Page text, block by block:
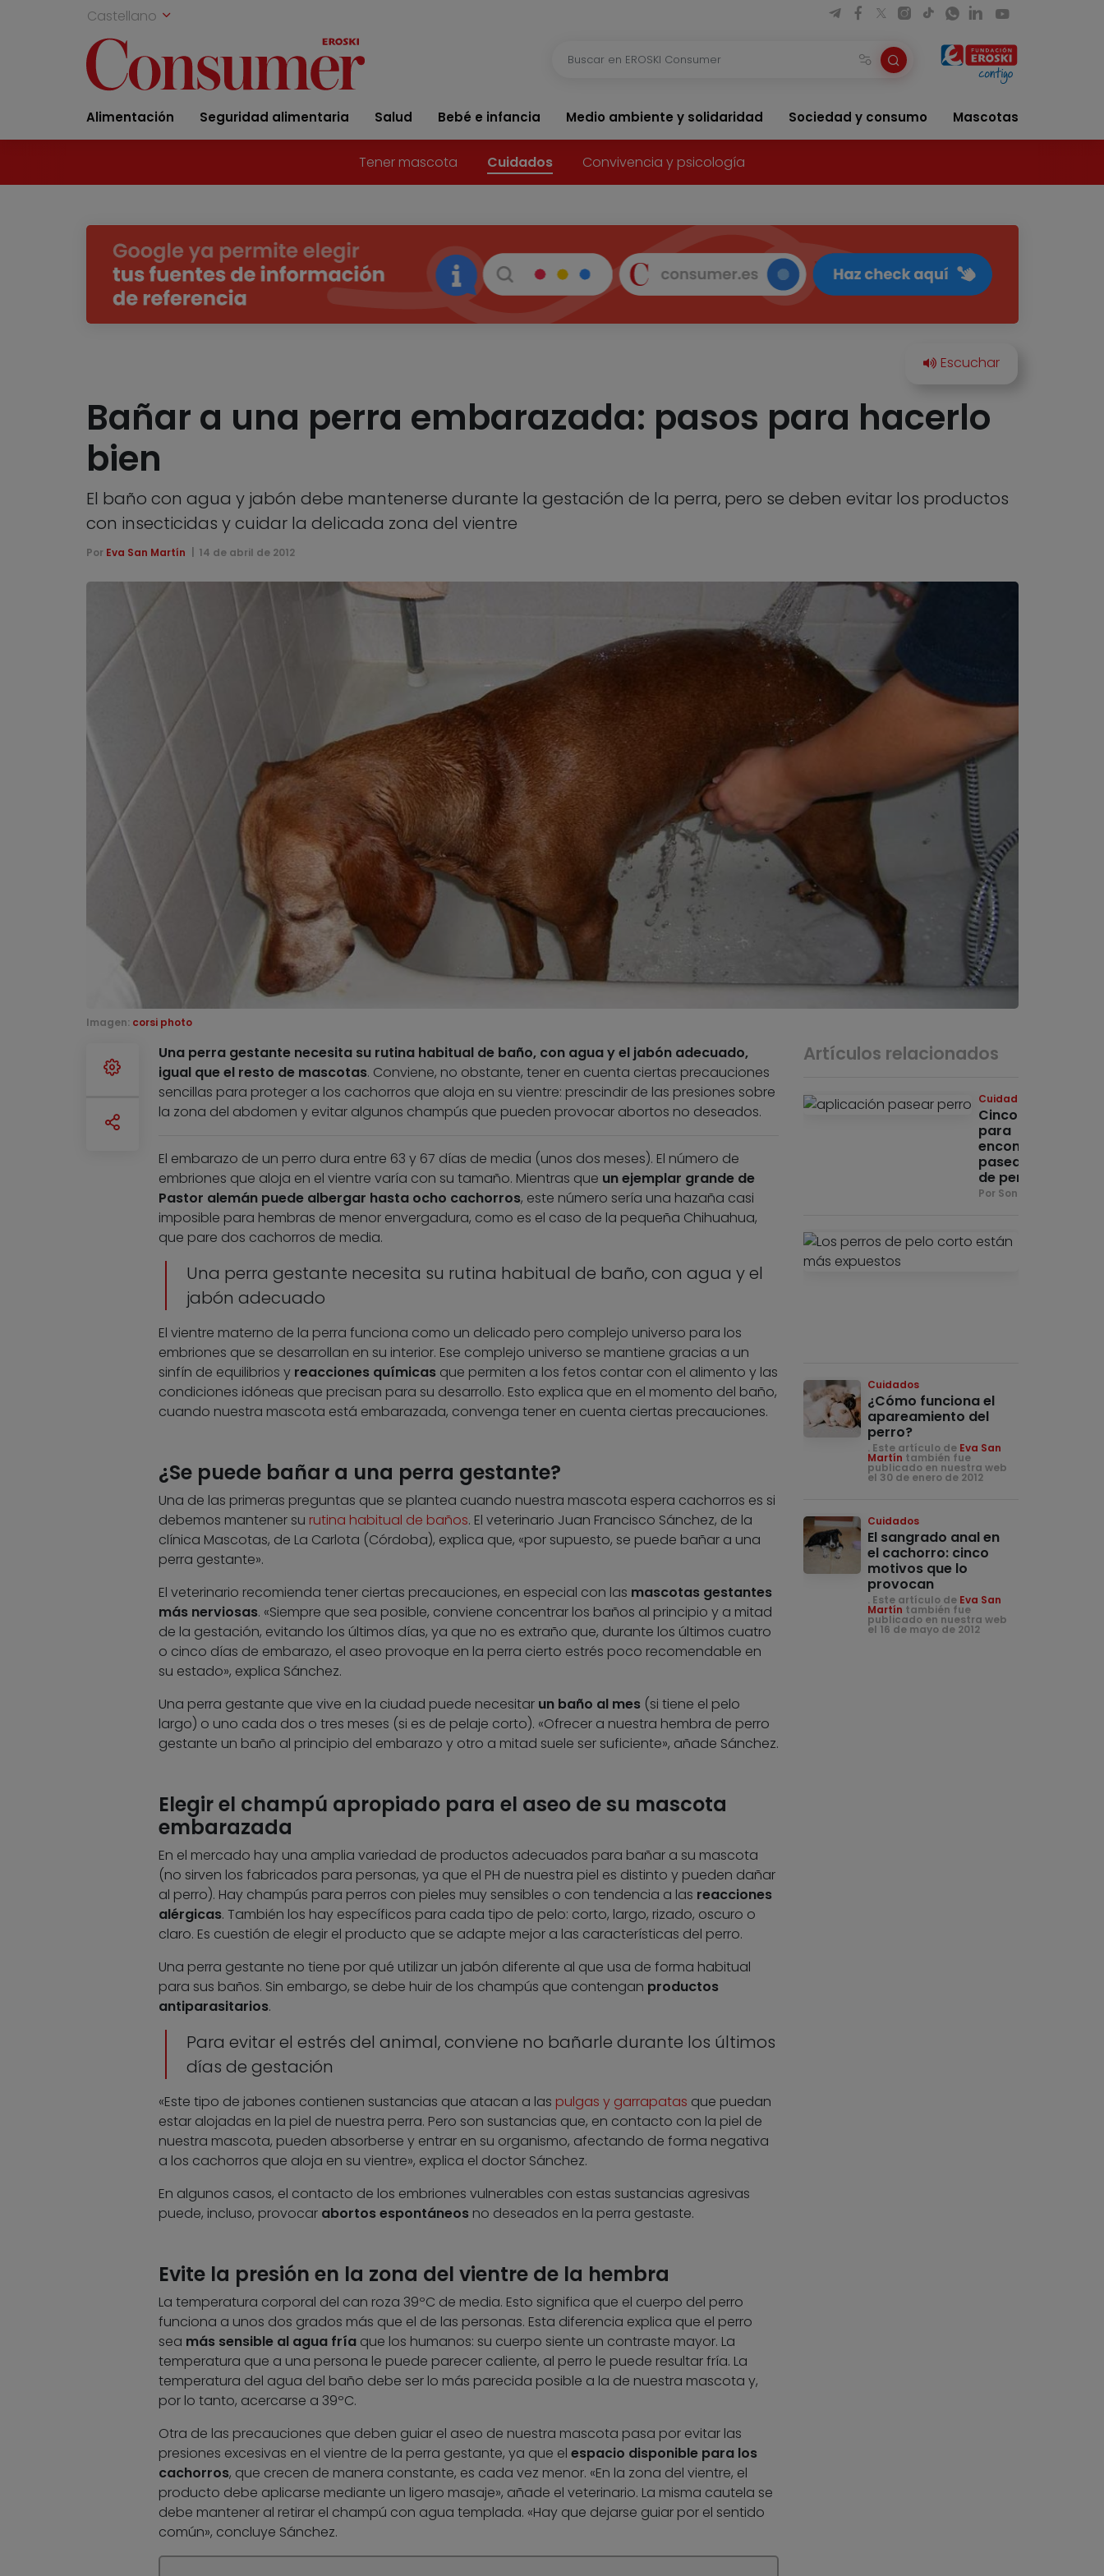
Castellano
Alimentación Seguridad alimentaria Salud Bebé e infancia Medio ambiente y solidaridad Sociedad y consumo Mascotas
Tener mascota Cuidados Convivencia y psicología
Bañar a una perra embarazada: pasos para hacerlo
bien
El baño con agua y jabón debe mantenerse durante la gestación de la perra, pero se deben evitar los productos
con insecticidas y cuidar la delicada zona del vientre
Por Eva San Martín 14 de abril de 2012
Imagen: corsi photo
Una perra gestante necesita su rutina habitual de baño, con agua y el jabón adecuado,
igual que el resto de mascotas. Conviene, no obstante, tener en cuenta ciertas precauciones
sencillas para proteger a los cachorros que aloja en su vientre: prescindir de las presiones sobre
la zona del abdomen y evitar algunos champús que pueden provocar abortos no deseados.
El embarazo de un perro dura entre 63 y 67 días de media (unos dos meses). El número de
embriones que aloja en el vientre varía con su tamaño. Mientras que un ejemplar grande de
Pastor alemán puede albergar hasta ocho cachorros, este número sería una hazaña casi
imposible para hembras de menor envergadura, como es el caso de la pequeña Chihuahua,
que pare dos cachorros de media.
Una perra gestante necesita su rutina habitual de baño, con agua y el
jabón adecuado
El vientre materno de la perra funciona como un delicado pero complejo universo para los
embriones que se desarrollan en su interior. Ese complejo universo se mantiene gracias a un
sinfín de equilibrios y reacciones químicasque permiten a los fetos contar con el alimento y las
condiciones idóneas que precisan para su desarrollo. Esto explica que en el momento del baño,
cuando nuestra mascota está embarazada, convenga tener en cuenta ciertas precauciones.
¿Se puede bañar a una perra gestante?
Una de las primeras preguntas que se plantea cuando nuestra mascota espera cachorros es si
debemos mantener su rutina habitual de baños. El veterinario Juan Francisco Sánchez, de la
clínica Mascotas, de La Carlota (Córdoba), explica que, «por supuesto, se puede bañar a una
perra gestante».
El veterinario recomienda tener ciertas precauciones, en especial con las mascotas gestantes
más nerviosas. «Siempre que sea posible, conviene concentrar los baños al principio y a mitad
de la gestación, evitando los últimos días, ya que no es extraño que, durante los últimos cuatro
o cinco días de embarazo, el aseo provoque en la perra cierto estrés poco recomendable en
su estado», explica Sánchez.
Una perra gestante que vive en la ciudad puede necesitar un baño al mes(si tiene el pelo
largo) o uno cada dos o tres meses (si es de pelaje corto). «Ofrecer a nuestra hembra de perro
gestante un baño al principio del embarazo y otro a mitad suele ser suficiente», añade Sánchez.
Elegir el champú apropiado para el aseo de su mascota
embarazada
En el mercado hay una amplia variedad de productos adecuados para bañar a su mascota
(no sirven los fabricados para personas, ya que el PH de nuestra piel es distinto y pueden dañar
al perro). Hay champús para perros con pieles muy sensibles o con tendencia a las reacciones
alérgicas. También los hay específicos para cada tipo de pelo: corto, largo, rizado, oscuro o
claro. Es cuestión de elegir el producto que se adapte mejor a las características del perro.
Una perra gestante no tiene por qué utilizar un jabón diferente al que usa de forma habitual
para sus baños. Sin embargo, se debe huir de los champús que contengan productos
antiparasitarios.
Para evitar el estrés del animal, conviene no bañarle durante los últimos
días de gestación
«Este tipo de jabones contienen sustancias que atacan a las pulgas y garrapatas que puedan
estar alojadas en la piel de nuestra perra. Pero son sustancias que, en contacto con la piel de
nuestra mascota, pueden absorberse y entrar en su organismo, afectando de forma negativa
a los cachorros que aloja en su vientre», explica el doctor Sánchez.
En algunos casos, el contacto de los embriones vulnerables con estas sustancias agresivas
puede, incluso, provocar abortos espontáneosno deseados en la perra gestaste.
Evite la presión en la zona del vientre de la hembra
La temperatura corporal del can roza 39ºC de media. Esto significa que el cuerpo del perro
funciona a unos dos grados más que el de las personas. Esta diferencia explica que el perro
sea más sensible al agua fríaque los humanos: su cuerpo siente un contraste mayor. La
temperatura que a una persona le puede parecer caliente, al perro le puede resultar fría. La
temperatura del agua del baño debe ser lo más parecida posible a la de nuestra mascota y,
por lo tanto, acercarse a 39ºC.
Otra de las precauciones que deben guiar el aseo de nuestra mascota pasa por evitar las
presiones excesivas en el vientre de la perra gestante, ya que el espacio disponible para los
cachorros, que crecen de manera constante, es cada vez menor. «En la zona del vientre, el
producto debe aplicarse mediante un ligero masaje», añade el veterinario. La misma cautela se
debe mantener al retirar el champú con agua templada. «Hay que dejarse guiar por el sentido
común», concluye Sánchez.
Artículos relacionados
Cuidados
Cinco apps
para
encontrar
paseadores
de perros
Por Sonia Recio
Cuidados
¿Cómo funciona el
apareamiento del
perro?
. Este artículo de Eva San
Martín también fue
publicado en nuestra web
el 30 de enero de 2012
Cuidados
El sangrado anal en
el cachorro: cinco
motivos que lo
provocan
. Este artículo de Eva San
Martín también fue
publicado en nuestra web
el 16 de mayo de 2012